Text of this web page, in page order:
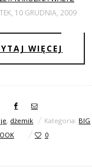
10 GRUDNIA, 2009
WIĘCEJ
, dżemik Kategoria: BIG
0